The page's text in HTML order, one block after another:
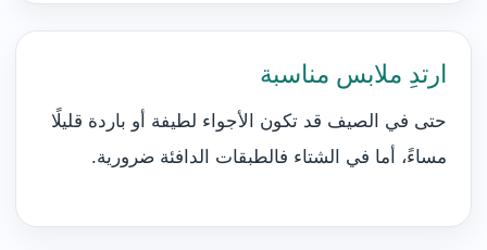
ارتدِ ملابس مناسبة
حتى في الصيف قد تكون الأجواء لطيفة أو باردة قليلًا
مساءً، أما في الشتاء فالطبقات الدافئة ضرورية.